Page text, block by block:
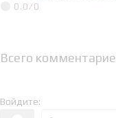
0.0/0
Всего
Войдите: